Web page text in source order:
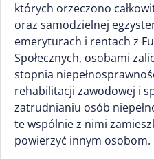
których orzeczono
oraz samodzielnej
emeryturach i rentach z
Społecznych, osobami
stopnia
rehabilitacji zawodowej i
zatrudnianiu osób
te wspólnie z nimi
powierzyć innym osobom.